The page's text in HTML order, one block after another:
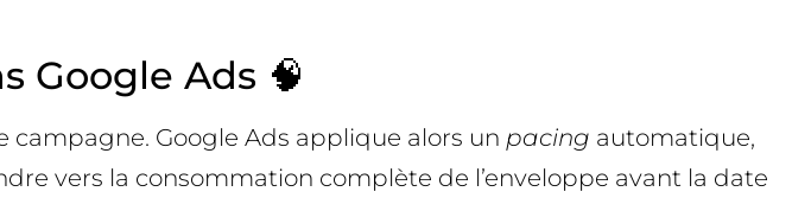
Google Ads 🧠
campagne. Google Ads applique alors un pacing automatique,
vers la consommation complète de l’enveloppe avant la date